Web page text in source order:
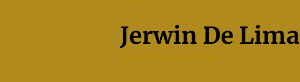
Jerwin De Lima
Especialista en elegibilidad